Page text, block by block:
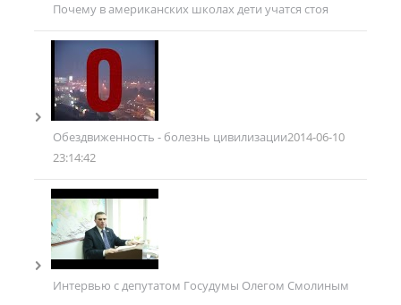
Почему в американских школах дети учатся стоя
Обездвиженность - болезнь цивилизации2014-06-10
23:14:42
Интервью с депутатом Госудумы Олегом Смолиным